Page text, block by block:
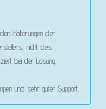
Halterungen der
nicht des
bei der Lösung.
und sehr guter Support.